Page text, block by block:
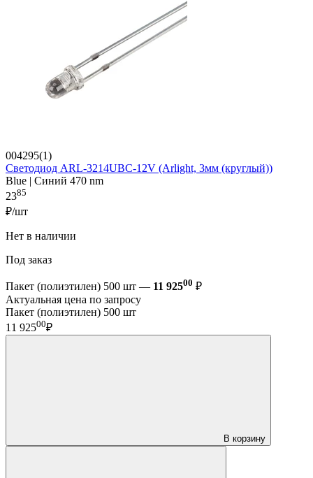
004295(1)
Светодиод ARL-3214UBC-12V (Arlight, 3мм (круглый))
Blue | Синий 470 nm
2385
₽/шт
Нет в наличии
Под заказ
Пакет (полиэтилен) 500 шт — 11 92500 ₽
Актуальная цена по запросу
Пакет (полиэтилен) 500 шт
11 92500₽
В корзину